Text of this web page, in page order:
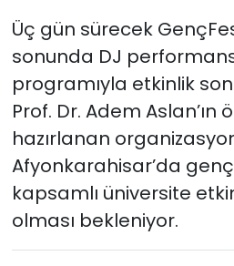
Üç gün sürecek
sonunda DJ
programıyla etkinlik
Prof. Dr. Adem Aslan’ın
hazırlanan
Afyonkarahisar’da
kapsamlı üniversite
olması bekleniyor.